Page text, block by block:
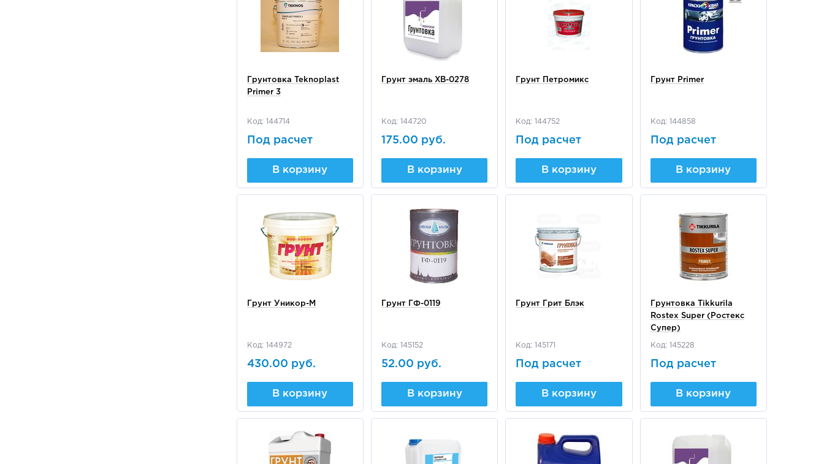
Грунтовка Teknoplast
Primer 3
Код: 144714
Под расчет
В корзину
Грунт эмаль ХВ-0278
Код: 144720
175.00 руб.
В корзину
Грунт Петромикс
Код: 144752
Под расчет
В корзину
Грунт Primer
Код: 144858
Под расчет
В корзину
Грунт Уникор-М
Код: 144972
430.00 руб.
В корзину
Грунт ГФ-0119
Код: 145152
52.00 руб.
В корзину
Грунт Грит Блэк
Код: 145171
Под расчет
В корзину
Грунтовка Tikkurila
Rostex Super (Ростекс
Супер)
Код: 145228
Под расчет
В корзину